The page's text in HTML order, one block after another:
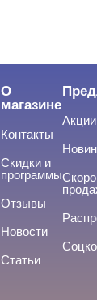
О
магазине
Контакты
Скидки и
программы
Отзывы
Новости
Статьи
Акции